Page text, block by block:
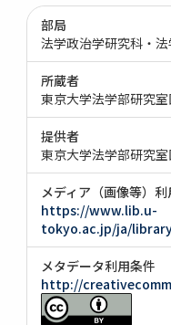
部局
法学政治学研究科・法
所蔵者
東京大学法学部研究
提供者
東京大学法学部研究
メディア（画像等）利
https://www.lib.u-
tokyo.ac.jp/ja/
メタデータ利用条件
http://